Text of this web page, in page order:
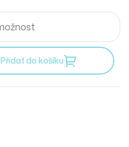
Přidat do košíku